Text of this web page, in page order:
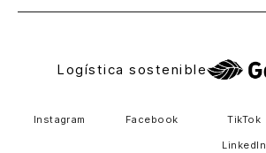
Logística sostenible
Instagram Facebook TikTok
LinkedIn